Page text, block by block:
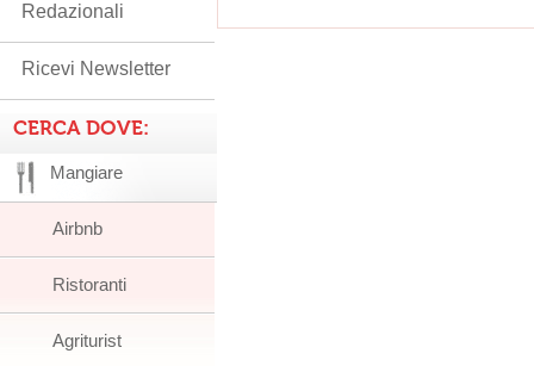
Redazionali
Ricevi Newsletter
CERCA DOVE:
Mangiare
Airbnb
Ristoranti
Agriturist